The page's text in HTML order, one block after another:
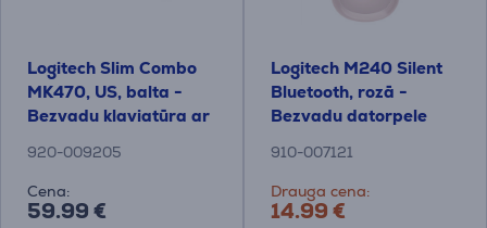
Logitech Slim Combo
MK470, US, balta -
Bezvadu klaviatūra ar
920-009205
Cena:
59.99 €
Logitech M240 Silent
Bluetooth, rozā -
Bezvadu datorpele
910-007121
Drauga cena:
14.99 €